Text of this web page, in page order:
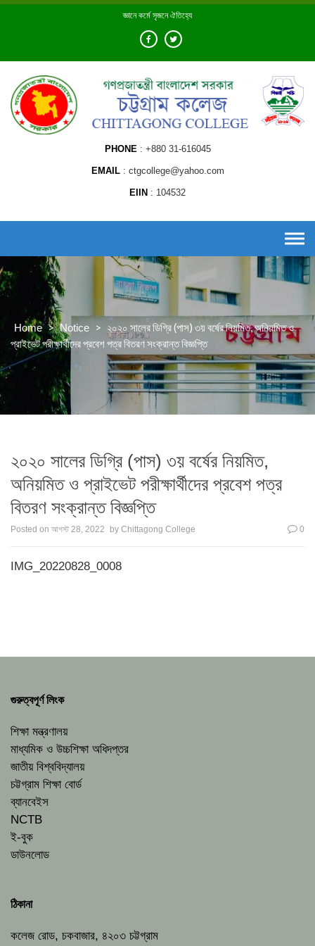
Skip
জ্ঞানে কর্মে সৃজনে ঐতিহ্যে
PHONE +880 31-616045
EMAIL ctgcollege@yahoo.com
EIIN 104532
Home > Notice > ২০২০ সালের ডিগ্রি (পাস) ৩য় বর্ষের নিয়মিত, অনিয়মিত ও
প্রাইভেট পরীক্ষার্থীদের প্রবেশ পত্র বিতরণ সংক্রান্ত বিজ্ঞপ্তি
২০২০ সালের ডিগ্রি (পাস) ৩য় বর্ষের নিয়মিত,
অনিয়মিত ও প্রাইভেট পরীক্ষার্থীদের প্রবেশ পত্র
বিতরণ সংক্রান্ত বিজ্ঞপ্তি
Posted on আগস্ট 28, 2022 by Chittagong College 0
IMG_20220828_0008
গুরুত্বপূর্ণ লিংক
শিক্ষা মন্ত্রণালয়
মাধ্যমিক ও উচ্চশিক্ষা অধিদপ্তর
জাতীয় বিশ্ববিদ্যালয়
চট্টগ্রাম শিক্ষা বোর্ড
ব্যানবেইস
NCTB
ই-বুক
ডাউনলোড
ঠিকানা
কলেজ রোড, চকবাজার, ৪২০৩ চট্টগ্রাম